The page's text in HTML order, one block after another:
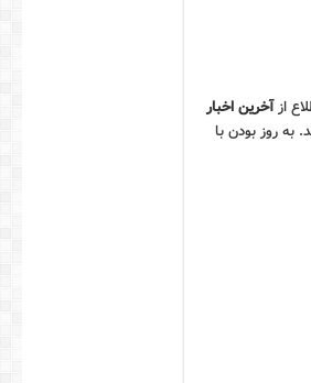
ازآخرین اخبار
به روز بودن با